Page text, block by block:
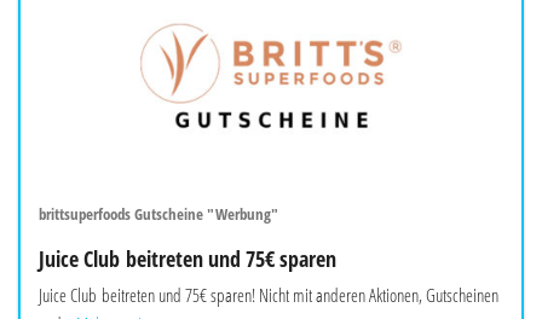
brittsuperfoods Gutscheine "Werbung"
Juice Club beitreten und 75€ sparen
Juice Club beitreten und 75€ sparen! Nicht mit anderen Aktionen, Gutscheinen